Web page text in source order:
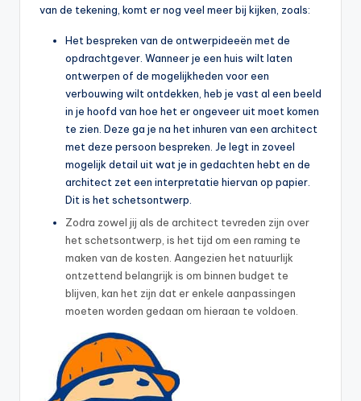
van de tekening, komt er nog veel meer bij kijken, zoals:
Het bespreken van de ontwerpideeën met de
opdrachtgever. Wanneer je een huis wilt laten
ontwerpen of de mogelijkheden voor een
verbouwing wilt ontdekken, heb je vast al een beeld
in je hoofd van hoe het er ongeveer uit moet komen
te zien. Deze ga je na het inhuren van een architect
met deze persoon bespreken. Je legt in zoveel
mogelijk detail uit wat je in gedachten hebt en de
architect zet een interpretatie hiervan op papier.
Dit is het schetsontwerp.
Zodra zowel jij als de architect tevreden zijn over
het schetsontwerp, is het tijd om een raming te
maken van de kosten. Aangezien het natuurlijk
ontzettend belangrijk is om binnen budget te
blijven, kan het zijn dat er enkele aanpassingen
moeten worden gedaan om hieraan te voldoen.